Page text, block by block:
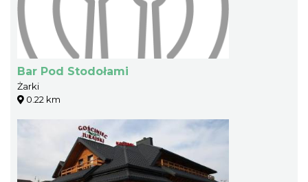
Bar Pod Stodołami
Żarki
0.22 km